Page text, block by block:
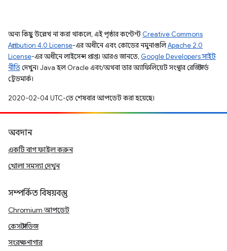
অন্য কিছু উল্লেখ না করা থাকলে, এই পৃষ্ঠার কন্টেন্ট Creative Commons
Attribution 4.0 License-এর অধীনে এবং কোডের নমুনাগুলিApache 2.0
License-এর অধীনে লাইসেন্স প্রাপ্ত। আরও জানতে, Google Developers সাইট
নীতিদেখুন। Java হল Oracle এবং/অথবা তার অ্যাফিলিয়েট সংস্থার রেজিস্টার্ড
ট্রেডমার্ক।
2020-02-04 UTC-তে শেষবার আপডেট করা হয়েছে।
অবদান
একটি বাগ ফাইল করুন
খোলা সমস্যা দেখুন
সম্পর্কিত বিষয়বস্তু
Chromium আপডেট
কেস স্টাডিজ
সংরক্ষণাগার